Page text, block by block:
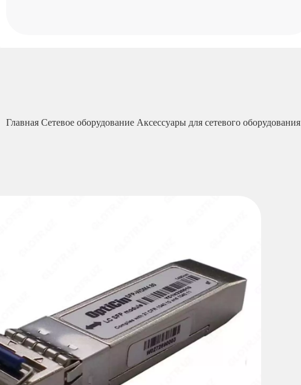
Главная Сетевое оборудование Аксессуары для сетевого оборудования